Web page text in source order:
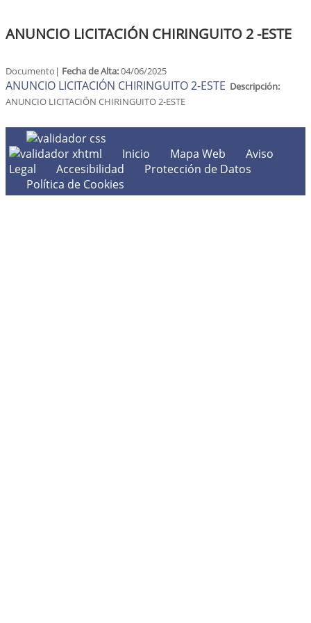
ANUNCIO LICITACIÓN CHIRINGUITO 2 -ESTE
Documento| Fecha de Alta:04/06/2025
ANUNCIO LICITACIÓN CHIRINGUITO 2-ESTE Descripción:
ANUNCIO LICITACIÓN CHIRINGUITO 2-ESTE
Inicio Mapa Web
Aviso
Legal
Accesibilidad
Protección de Datos
Política de Cookies